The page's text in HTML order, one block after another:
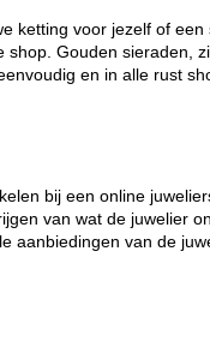
ketting voor jezelf of
shop. Gouden sieraden,
en in alle rust
bij een online
van wat de juwelier
aanbiedingen van de